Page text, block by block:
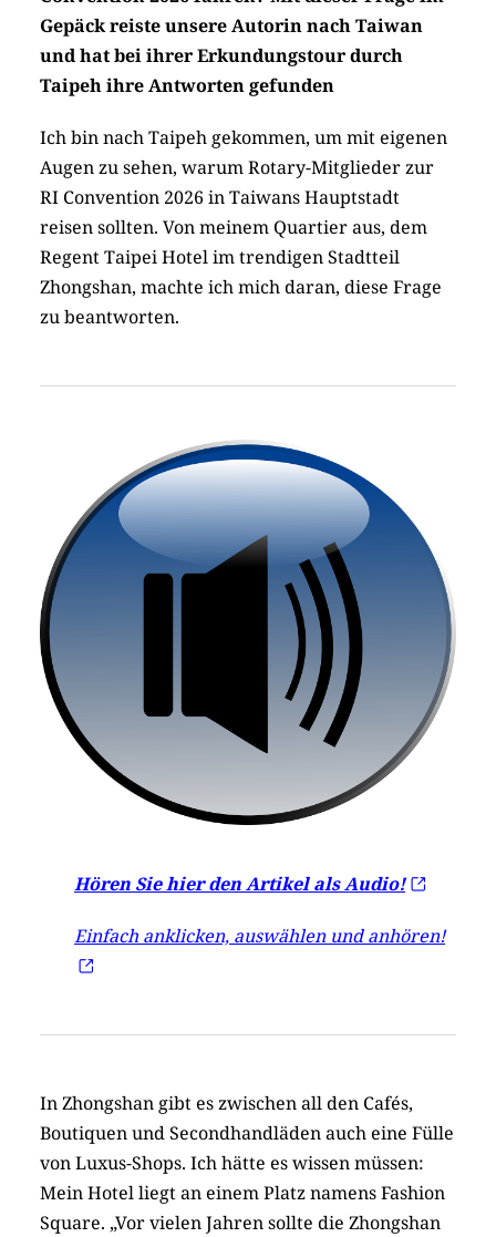
Gepäck reiste unsere Autorin nach Taiwan
und hat bei ihrer Erkundungstour durch
Taipeh ihre Antworten gefunden
Ich bin nach Taipeh gekommen, um mit eigenen
Augen zu sehen, warum Rotary-Mitglieder zur
RI Convention 2026 in Taiwans Hauptstadt
reisen sollten. Von meinem Quartier aus, dem
Regent Taipei Hotel im trendigen Stadtteil
Zhongshan, machte ich mich daran, diese Frage
zu beantworten.
Hören Sie hier den Artikel als Audio!
Einfach anklicken, auswählen und anhören!
In Zhongshan gibt es zwischen all den Cafés,
Boutiquen und Secondhandläden auch eine Fülle
von Luxus-Shops. Ich hätte es wissen müssen:
Mein Hotel liegt an einem Platz namens Fashion
Square. „Vor vielen Jahren sollte die Zhongshan